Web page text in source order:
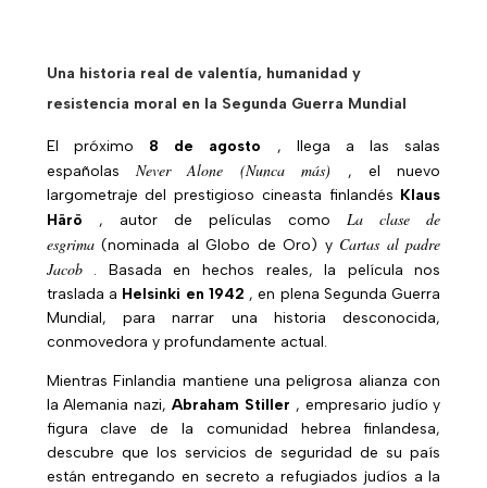
Una historia real de valentía, humanidad y
resistencia moral en la Segunda Guerra Mundial
El próximo 8 de agosto , llega a las salas
españolas Never Alone (Nunca más) , el nuevo
largometraje del prestigioso cineasta finlandés Klaus
Härö , autor de películas comoLa clase de
esgrima(nominada al Globo de Oro) y Cartas al padre
Jacob. Basada en hechos reales, la película nos
traslada a Helsinki en 1942 , en plena Segunda Guerra
Mundial, para narrar una historia desconocida,
conmovedora y profundamente actual.
Mientras Finlandia mantiene una peligrosa alianza con
la Alemania nazi,Abraham Stiller , empresario judío y
figura clave de la comunidad hebrea finlandesa,
descubre que los servicios de seguridad de su país
están entregando en secreto a refugiados judíos a la